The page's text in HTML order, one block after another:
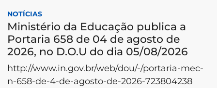
NOTÍCIAS
Ministério da Educação publica a
Portaria 658 de 04 de agosto de
2026, no D.O.U do dia 05/08/2026
http://www.in.gov.br/web/dou/-/portaria-mec-
n-658-de-4-de-agosto-de-2026-723804238